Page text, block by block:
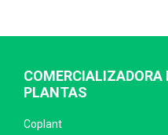
COMERCIALIZADORA
PLANTAS
Coplant